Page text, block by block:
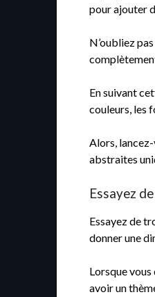
pour ajouter
N’oubliez
En suivant
couleurs, les
Alors,
abstraites
Essayez
Essayez de
donner une
Lorsque
avoir un